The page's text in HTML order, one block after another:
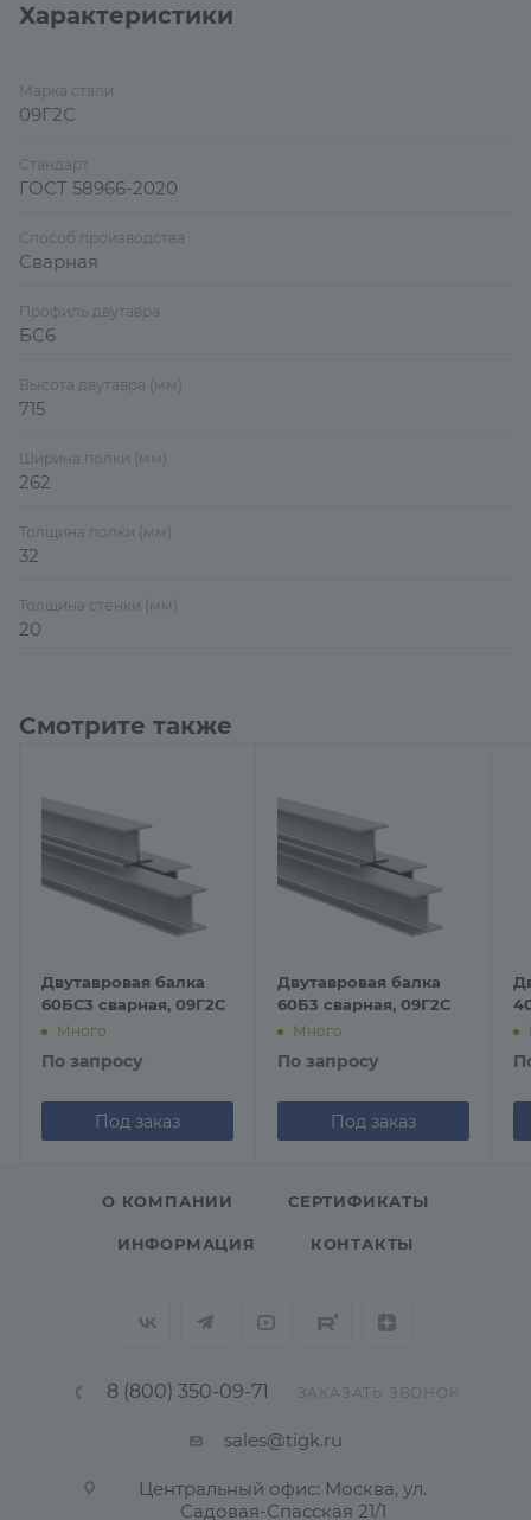
Характеристики
Марка стали
09Г2С
Стандарт
ГОСТ 58966-2020
Способ производства
Сварная
Профиль двутавра
БС6
Высота двутавра (мм)
715
Ширина полки (мм)
262
Толщина полки (мм)
32
Толщина стенки (мм)
20
Смотрите также
Двутавровая балка
60БС3 сварная, 09Г2С
Много
По запросу
Под заказ
Двутавровая балка
60Б3 сварная, 09Г2С
Много
По запросу
Под заказ
О КОМПАНИИ СЕРТИФИКАТЫ
ИНФОРМАЦИЯ КОНТАКТЫ
8 (800) 350-09-71 ЗАКАЗАТЬ ЗВОНОК
sales@tigk.ru
Центральный офис: Москва, ул.
Садовая-Спасская 21/1